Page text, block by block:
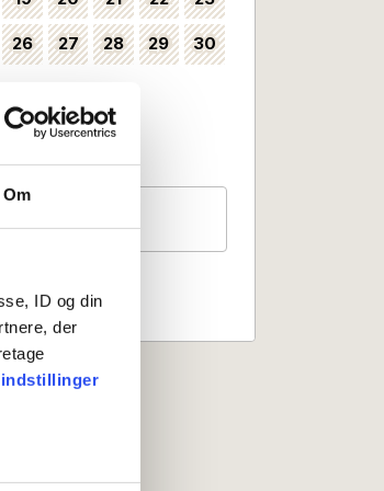
Om
ID og din
der
indstillinger
26 27 28 29 30